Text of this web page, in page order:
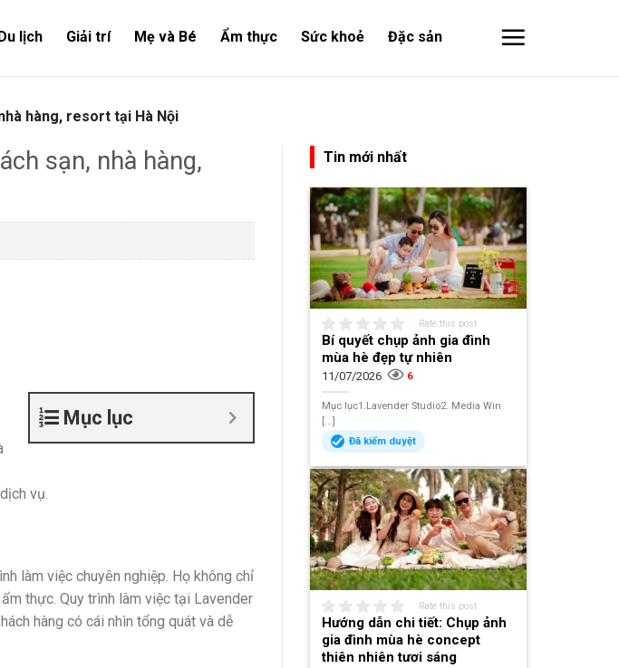
lịch Giải trí Mẹ và Bé Ẩm thực Sức khoẻ Đặc sản
hàng, resort tại Hà Nội
sạn, nhà hàng,
Mục lục
vụ.
làm việc chuyên nghiệp. Họ không chỉ
thực. Quy trình làm việc tại Lavender
hàng có cái nhìn tổng quát và dễ
Tin mới nhất
Rate this post
Bí quyết chụp ảnh gia đình
mùa hè đẹp tự nhiên
11/07/2026 6
Mục lục1.Lavender Studio2. Media Win
[...]
Đã kiểm duyệt
Rate this post
Hướng dẫn chi tiết: Chụp ảnh
gia đình mùa hè concept
thiên nhiên tươi sáng